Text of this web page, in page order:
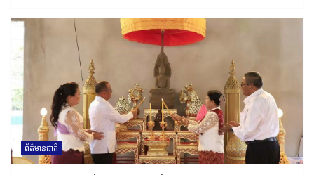
ព័ត៌មានជាតិ